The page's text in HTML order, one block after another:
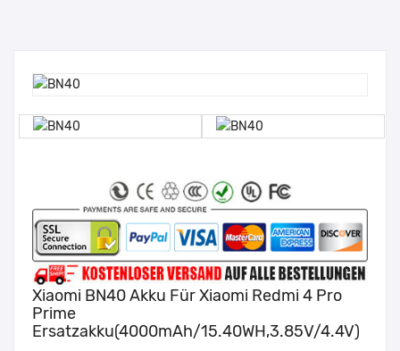
Xiaomi BN40 Akku Für Xiaomi Redmi 4 Pro
Prime
Ersatzakku(4000mAh/15.40WH,3.85V/4.4V)